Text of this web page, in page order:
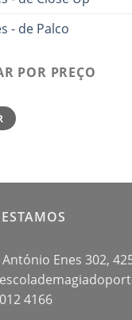
- de Palco
POR PREÇO
Enes 302,
4166